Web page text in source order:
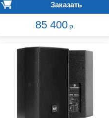
Заказать
85 400 р.